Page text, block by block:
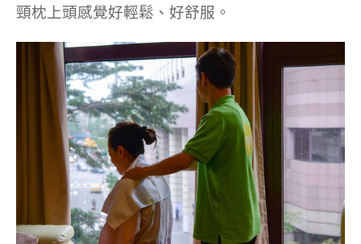
頸枕上頭感覺好輕鬆、好舒服。